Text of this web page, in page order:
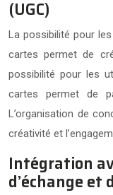
(UGC)
La possibilité pour
cartes permet de
possibilité pour les
cartes permet de
L’organisation de
créativité et
Intégration
d’échange et